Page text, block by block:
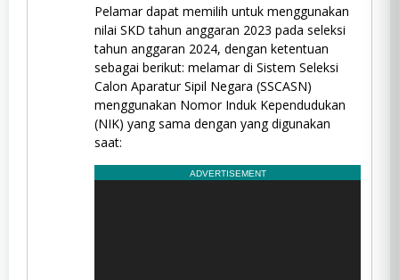
Pelamar dapat memilih untuk menggunakan
nilai SKD tahun anggaran 2023 pada seleksi
tahun anggaran 2024, dengan ketentuan
sebagai berikut: melamar di Sistem Seleksi
Calon Aparatur Sipil Negara (SSCASN)
menggunakan Nomor Induk Kependudukan
(NIK) yang sama dengan yang digunakan
saat: